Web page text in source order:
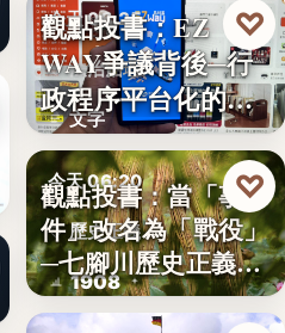
今天 06:25
法治治理
文字
觀點投書：EZ
WAY爭議背後─行
政程序平台化的法
治缺口
♡
今天 06:20
歷史正義
1908
觀點投書：當「事
件」改名為「戰役」
─七腳川歷史正義不
能停…
♡